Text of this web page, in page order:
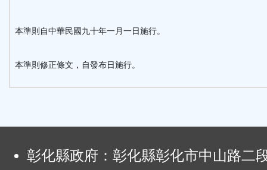
本準則自中華民國九十年一月一日施行。
本準則修正條文，自發布日施行。
彰化縣政府：彰化縣彰化市中山路二